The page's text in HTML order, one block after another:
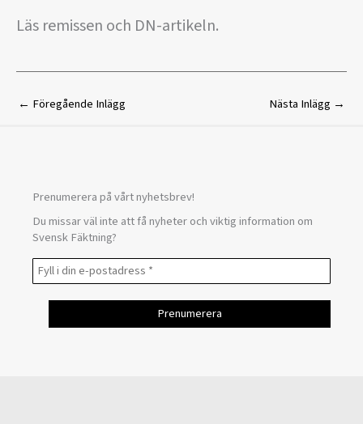
Läs remissen och DN-artikeln.
← Föregående Inlägg Nästa Inlägg →
Prenumerera på vårt nyhetsbrev!
Du missar väl inte att få nyheter och viktig information om
Svensk Fäktning?